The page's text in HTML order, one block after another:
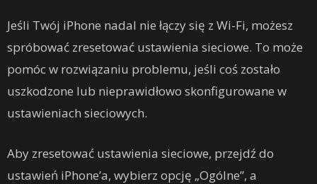
Jeśli Twój iPhone nadal nie łączy się z Wi-Fi, możesz
spróbować zresetować ustawienia sieciowe. To może
pomóc w rozwiązaniu problemu, jeśli coś zostało
uszkodzone lub nieprawidłowo skonfigurowane w
ustawieniach sieciowych.
Aby zresetować ustawienia sieciowe, przejdź do
ustawień iPhone’a, wybierz opcję „Ogólne”, a